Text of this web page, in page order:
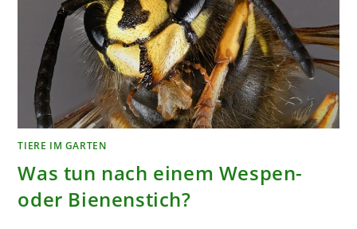
TIERE IM GARTEN
Was tun nach einem Wespen-
oder Bienenstich?